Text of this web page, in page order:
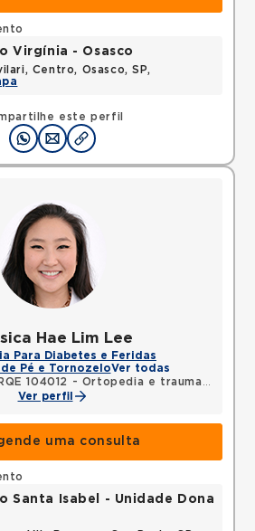
este perfil
Virgínia - Osasco
Centro, Osasco, SP,
Hae Lim Lee
Para Diabetes e Feridas
Pé e TornozeloVer todas
RQE 104012 - Ortopedia e traumatologia
Ver perfil
uma consulta
Santa Isabel - Unidade Dona